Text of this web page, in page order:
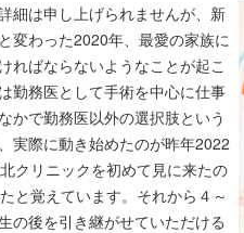
細は申し上げられませんが、新
変わった2020年、最愛の家族に
ればならないようなことが起こ
勤務医として手術を中心に仕事
かで勤務医以外の選択肢という
実際に動き始めたのが昨年2022
クリニックを初めて見に来たの
と覚えています。それから４～
の後を引き継がせていただける